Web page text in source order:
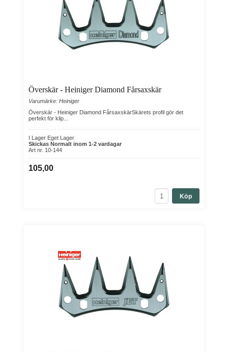
Överskär - Heiniger Diamond Fårsaxskär
Varumärke: Heiniger
Överskär - Heiniger Diamond FårsaxskärSkärets profil gör det
perfekt för klip...
I Lager Eget Lager
Skickas Normalt inom 1-2 vardagar
Art nr. 10-144
105,00
Köp